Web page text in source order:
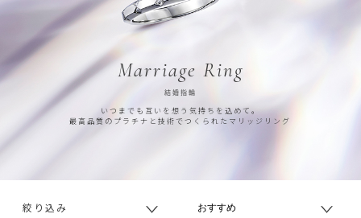
Marriage Ring
結婚指輪
いつまでも互いを想う気持ちを込めて。
最高品質のプラチナと技術でつくられたマリッジリング
絞り込み